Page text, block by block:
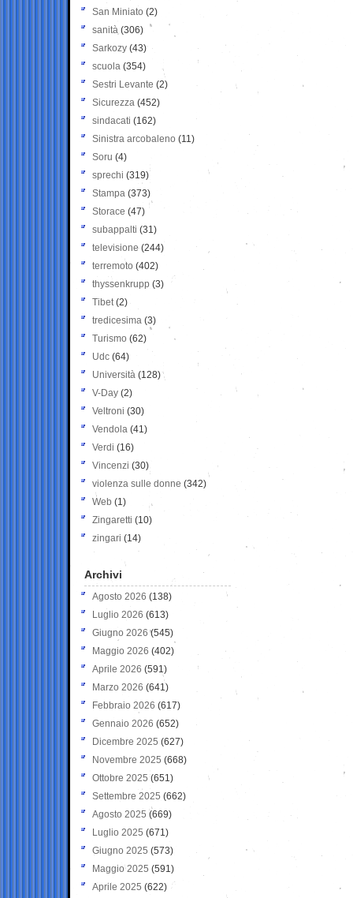
San Miniato (2)
sanità (306)
Sarkozy (43)
scuola (354)
Sestri Levante (2)
Sicurezza (452)
sindacati (162)
Sinistra arcobaleno (11)
Soru (4)
sprechi (319)
Stampa (373)
Storace (47)
subappalti (31)
televisione(244)
terremoto (402)
thyssenkrupp (3)
Tibet(2)
tredicesima (3)
Turismo (62)
Udc (64)
Università (128)
V-Day (2)
Veltroni (30)
Vendola (41)
Verdi (16)
Vincenzi (30)
violenza sulle donne (342)
Web (1)
Zingaretti (10)
zingari (14)
Archivi
Agosto 2026 (138)
Luglio 2026 (613)
Giugno 2026 (545)
Maggio 2026 (402)
Aprile 2026 (591)
Marzo 2026 (641)
Febbraio 2026 (617)
Gennaio 2026 (652)
Dicembre 2025 (627)
Novembre 2025 (668)
Ottobre 2025 (651)
Settembre 2025 (662)
Agosto 2025 (669)
Luglio 2025 (671)
Giugno 2025 (573)
Maggio 2025 (591)
Aprile 2025 (622)